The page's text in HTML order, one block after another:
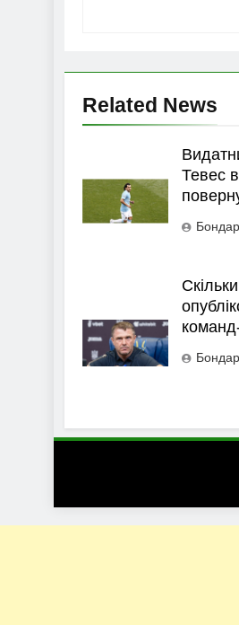
Related News
Тевес